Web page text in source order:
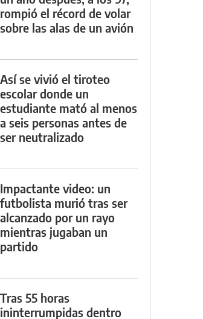
rompió el récord de volar
sobre las alas de un avión
Así se vivió el tiroteo
escolar donde un
estudiante mató al menos
a seis personas antes de
ser neutralizado
Impactante video: un
futbolista murió tras ser
alcanzado por un rayo
mientras jugaban un
partido
Tras 55 horas
ininterrumpidas dentro